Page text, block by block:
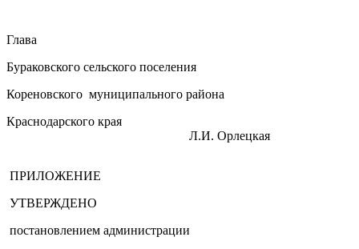
Глава
Бураковского сельского поселения
Кореновского муниципального района
Краснодарского края
Л.И. Орлецкая
ПРИЛОЖЕНИЕ
УТВЕРЖДЕНО
постановлением администрации